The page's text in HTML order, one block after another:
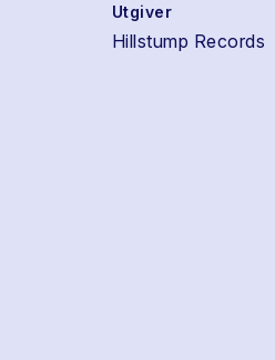
Utgiver
Hillstump Records